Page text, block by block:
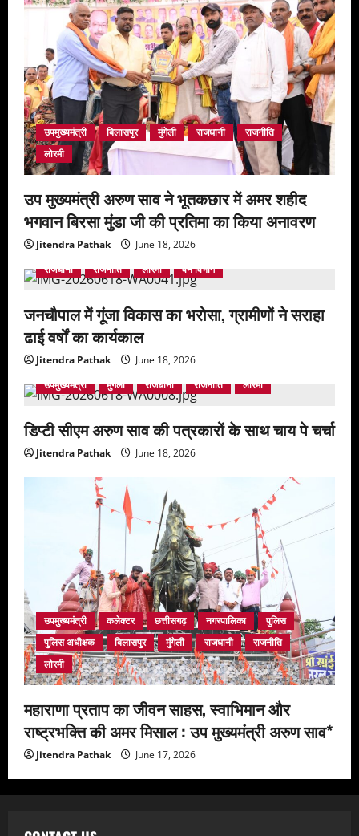
उपमुख्यमंत्री बिलासपुर मुंगेली राजधानी
राजनीति
लोरमी
उप मुख्यमंत्री अरुण साव ने भूतकछार में अमर शहीद
भगवान बिरसा मुंडा जी की प्रतिमा का किया अनावरण
Jitendra Pathak June 18, 2026
उपमुख्यमंत्री कलेक्टर छत्तीसगढ़
राजधानी
राजनीति लोरमी वन विभाग
जनचौपाल में गूंजा विकास का भरोसा, ग्रामीणों ने सराहा
ढाई वर्षों का कार्यकाल
Jitendra Pathak
June 18, 2026
उपमुख्यमंत्री
मुंगेली राजधानी राजनीति लोरमी
डिप्टी सीएम अरुण साव की पत्रकारों के साथ चाय पे चर्चा
Jitendra Pathak June 18, 2026
उपमुख्यमंत्री कलेक्टर छत्तीसगढ़ नगरपालिका
पुलिस
पुलिस अधीक्षक
बिलासपुर मुंगेली राजधानी
राजनीति
लोरमी
महाराणा प्रताप का जीवन साहस, स्वाभिमान और
राष्ट्रभक्ति की अमर मिसाल : उप मुख्यमंत्री अरुण साव*
Jitendra Pathak June 17, 2026